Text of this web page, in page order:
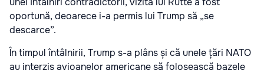
oportună, deoarece i-a permis lui Trump să „se
descarce”.
În timpul întâlnirii, Trump s-a plâns și că unele țări NATO
au interzis avioanelor americane să folosească bazele